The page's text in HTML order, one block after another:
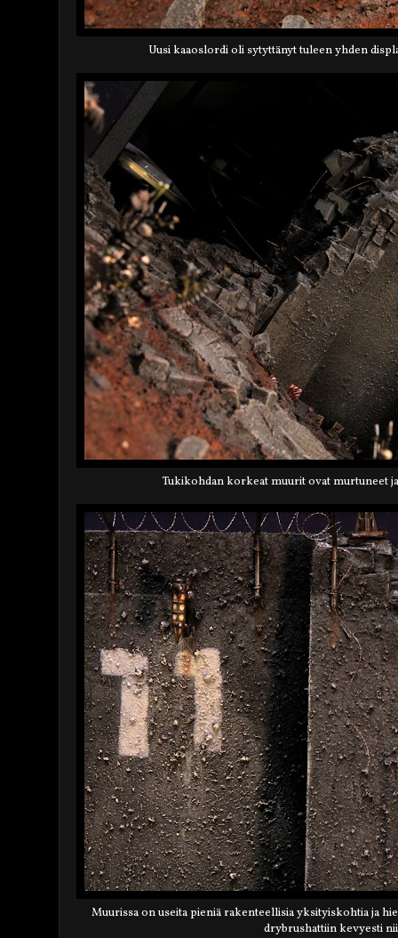
Uusi kaaoslordi oli sytyttänyt tuleen yhden
Tukikohdan korkeat muurit ovat murtuneet
Muurissa on useita pieniä rakenteellisia yksityiskohtia ja
drybrushattiin kevyesti